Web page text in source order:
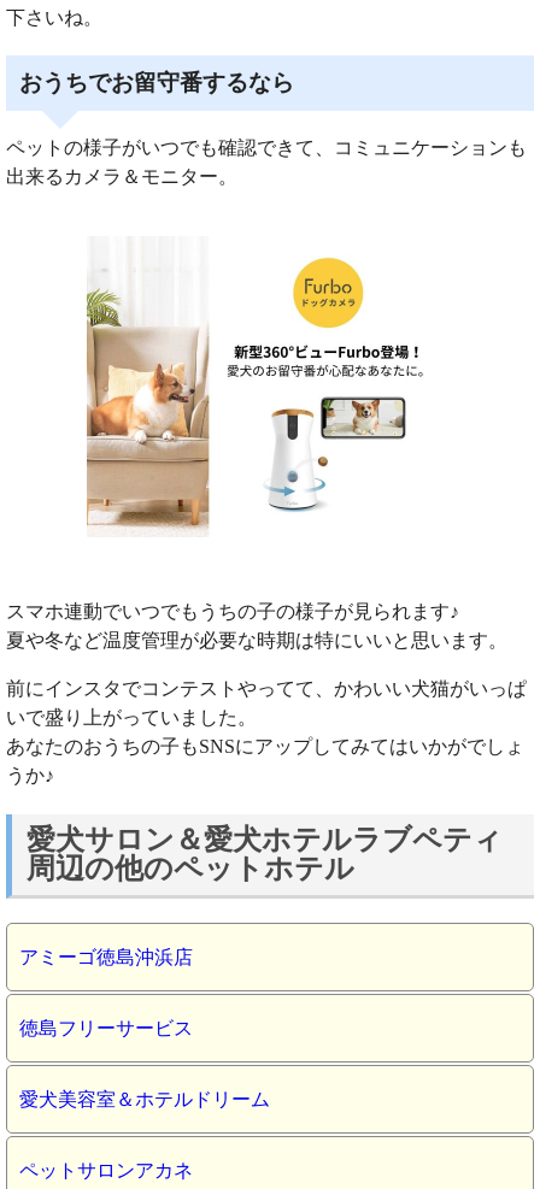
下さいね。
おうちでお留守番するなら
ペットの様子がいつでも確認できて、コミュニケーションも
出来るカメラ＆モニター。
スマホ連動でいつでもうちの子の様子が見られます♪
夏や冬など温度管理が必要な時期は特にいいと思います。
前にインスタでコンテストやってて、かわいい犬猫がいっぱ
いで盛り上がっていました。
あなたのおうちの子もSNSにアップしてみてはいかがでしょ
うか♪
愛犬サロン＆愛犬ホテルラブペティ
周辺の他のペットホテル
アミーゴ徳島沖浜店
徳島フリーサービス
愛犬美容室＆ホテルドリーム
ペットサロンアカネ